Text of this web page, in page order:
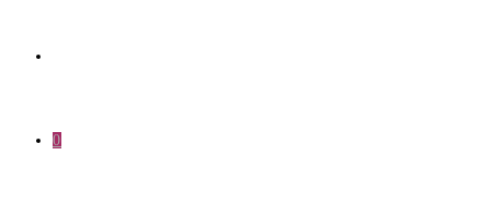
0